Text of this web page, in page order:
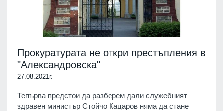
Прокуратурата не откри престъпления в
"Александровска"
27.08.2021г.
Тепърва предстои да разберем дали служебният
здравен министър Стойчо Кацаров няма да стане